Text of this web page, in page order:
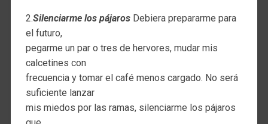
2.Silenciarme los pájarosDebiera prepararme para
el futuro,
pegarme un par o tres de hervores, mudar mis
calcetines con
frecuencia y tomar el café menos cargado. No será
suficiente lanzar
mis miedos por las ramas, silenciarme los pájaros